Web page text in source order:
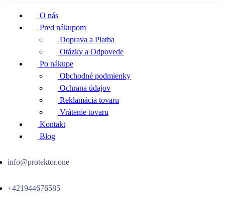
O nás
Pred nákupom
Doprava a Platba
Otázky a Odpovede
Po nákupe
Obchodné podmienky
Ochrana údajov
Reklamácia tovaru
Vrátenie tovaru
Kontakt
Blog
info@protektor.one
+421944676585